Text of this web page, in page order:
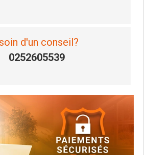
d'un conseil?
0252605539